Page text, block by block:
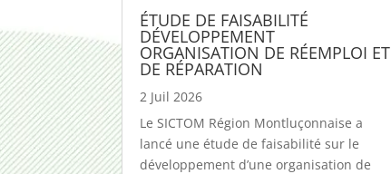
ÉTUDE DE FAISABILITÉ
DÉVELOPPEMENT
ORGANISATION DE RÉEMPLOI ET
DE RÉPARATION
2 Juil 2026
Le SICTOM Région Montluçonnaise a
lancé une étude de faisabilité sur le
développement d’une organisation de